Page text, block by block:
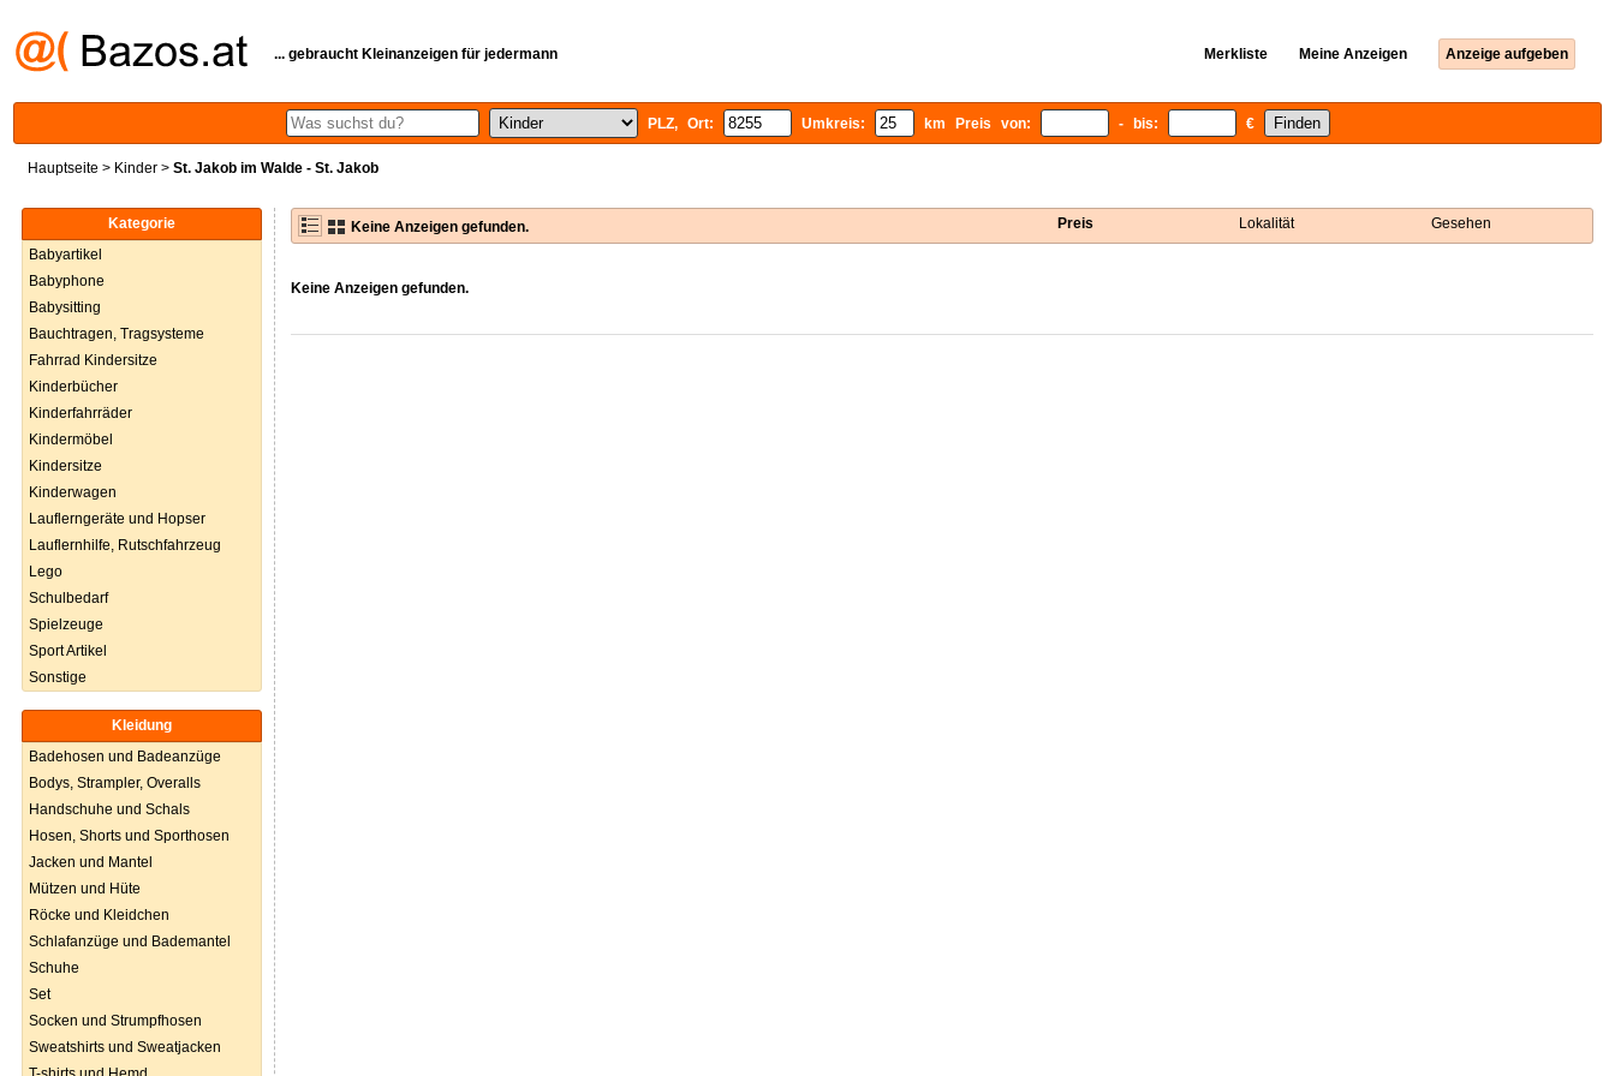
... gebraucht Kleinanzeigen für jedermann Merkliste Meine Anzeigen Anzeige aufgeben
PLZ, Ort: Umkreis: km Preis von: - bis: €
Hauptseite > Kinder > St. Jakob im Walde - St. Jakob
Kategorie
Babyartikel
Babyphone
Babysitting
Bauchtragen, Tragsysteme
Fahrrad Kindersitze
Kinderbücher
Kinderfahrräder
Kindermöbel
Kindersitze
Kinderwagen
Lauflerngeräte und Hopser
Lauflernhilfe, Rutschfahrzeug
Lego
Schulbedarf
Spielzeuge
Sport Artikel
Sonstige
Kleidung
Badehosen und Badeanzüge
Bodys, Strampler, Overalls
Handschuhe und Schals
Hosen, Shorts und Sporthosen
Jacken und Mantel
Mützen und Hüte
Röcke und Kleidchen
Schlafanzüge und Bademantel
Schuhe
Set
Socken und Strumpfhosen
Sweatshirts und Sweatjacken
Keine Anzeigen gefunden. Preis Lokalität Gesehen
Keine Anzeigen gefunden.